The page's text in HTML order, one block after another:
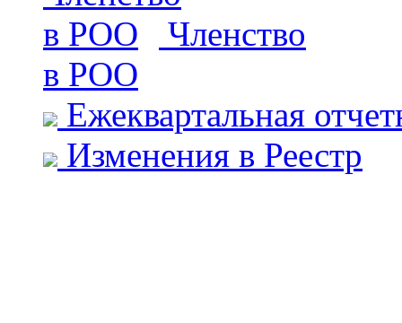
Членство
в РОО
Ежеквартальная
Изменения в Реестр